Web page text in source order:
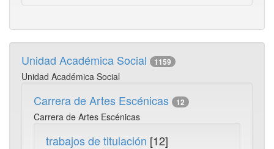
Unidad Académica Social 1159
Unidad Académica Social
Carrera de Artes Escénicas 12
Carrera de Artes Escénicas
trabajos de titulación [12]